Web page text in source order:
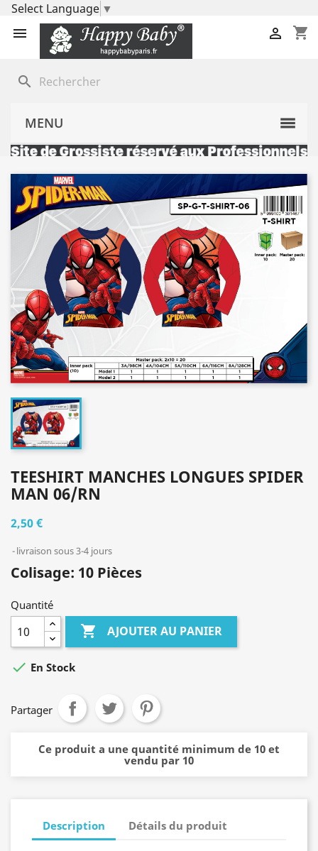
Select Language ▼
 shopping_cart

search
MENU
TEESHIRT MANCHES LONGUES SPIDER
MAN 06/RN
2,50 €
livraison sous 3-4 jours
Colisage: 10 Pièces
Quantité
 AJOUTER AU PANIER
 En Stock
Partager
Ce produit a une quantité minimum de 10 et
vendu par 10
Description Détails du produit